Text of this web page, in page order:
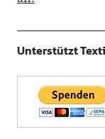
Unterstützt